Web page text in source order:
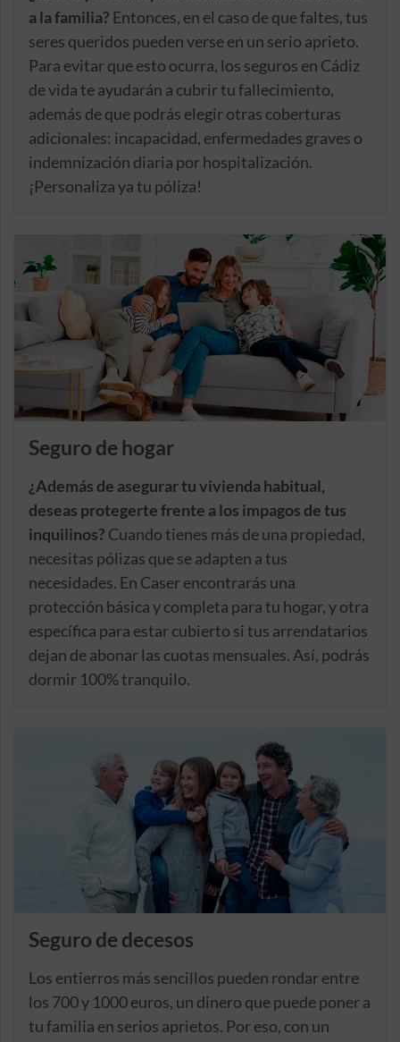
a la familia? Entonces, en el caso de que faltes, tus
seres queridos pueden verse en un serio aprieto.
Para evitar que esto ocurra, los seguros en Cádiz
de vida te ayudarán a cubrir tu fallecimiento,
además de que podrás elegir otras coberturas
adicionales: incapacidad, enfermedades graves o
indemnización diaria por hospitalización.
¡Personaliza ya tu póliza!
Seguro de hogar
¿Además de asegurar tu vivienda habitual,
deseas protegerte frente a los impagos de tus
inquilinos? Cuando tienes más de una propiedad,
necesitas pólizas que se adapten a tus
necesidades. En Caser encontrarás una
protección básica y completa para tu hogar, y otra
específica para estar cubierto si tus arrendatarios
dejan de abonar las cuotas mensuales. Así, podrás
dormir 100% tranquilo.
Seguro de decesos
Los entierros más sencillos pueden rondar entre
los 700 y 1000 euros, un dinero que puede poner a
tu familia en serios aprietos. Por eso, con un